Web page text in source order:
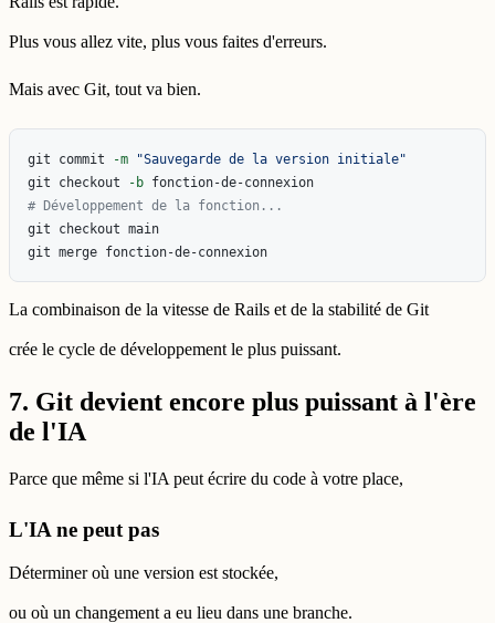
Plus vous allez vite, plus vous faites d'erreurs.
Mais avec Git, tout va bien.
git commit -m
"Sauvegarde de la version initiale"
git checkout
-b
# Développement de la fonction...
git checkout main
La combinaison de la vitesse de Rails et de la stabilité de Git
crée le cycle de développement le plus puissant.
7. Git devient encore plus puissant à l'ère
de l'IA
Parce que même si l'IA peut écrire du code à votre place,
L'IA ne peut pas
Déterminer où une version est stockée,
ou où un changement a eu lieu dans une branche.